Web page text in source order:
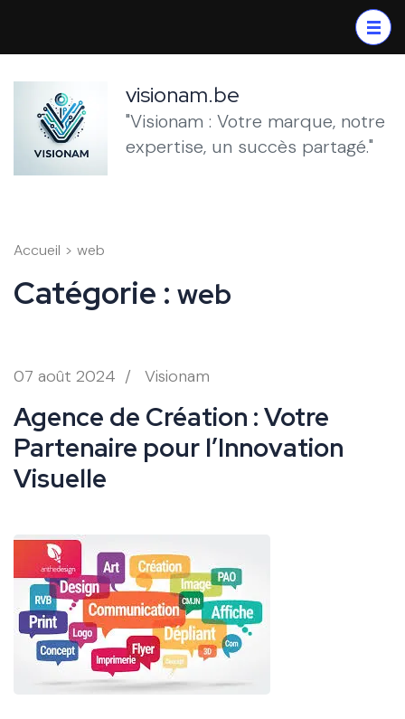
contenu
(Pressez
Entrée)
visionam.be
"Visionam : Votre marque, notre
expertise, un succès partagé."
Accueil > web
Catégorie : web
07 août 2024 / Visionam
Agence de Création : Votre
Partenaire pour l’Innovation
Visuelle